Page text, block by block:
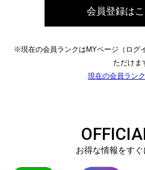
会員登録は
※現在の会員ランクはMYページ（ログ
ただけま
現在の会員ラン
お得な情報をすぐ